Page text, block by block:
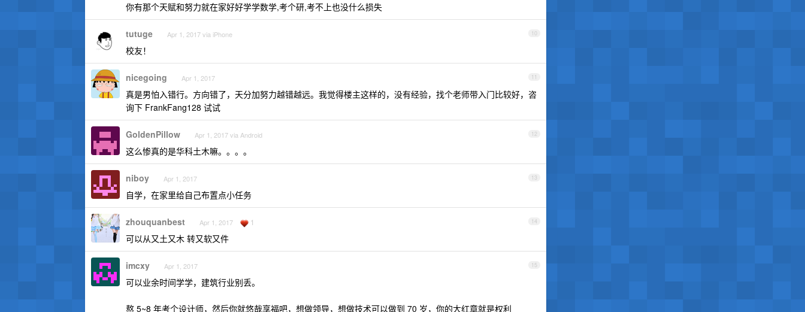
你有那个天赋和努力就在家好好学学数学,考个研,考不上也没什么损失
10
tutuge Apr 1, 2017 via iPhone
校友！
11
nicegoing Apr 1, 2017
真是男怕入错行。方向错了，天分加努力越错越远。我觉得楼主这样的，没有经验，找个老师带入门比较好，咨
询下 FrankFang128 试试
12
GoldenPillow Apr 1, 2017 via Android
这么惨真的是华科土木嘛。。。。
13
niboy Apr 1, 2017
自学，在家里给自己布置点小任务
14
zhouquanbest Apr 1, 2017 1
可以从又土又木 转又软又件
15
imcxy Apr 1, 2017
可以业余时间学学，建筑行业别丢。
熬 5~8 年考个设计师，然后你就悠哉享福吧，想做领导，想做技术可以做到 70 岁，你的大红章就是权利